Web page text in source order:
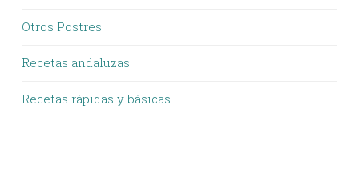
Otros Postres
Recetas andaluzas
Recetas rápidas y básicas